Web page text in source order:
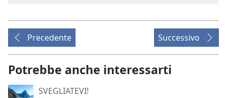
Precedente Successivo
Potrebbe anche interessarti
SVEGLIATEVI!